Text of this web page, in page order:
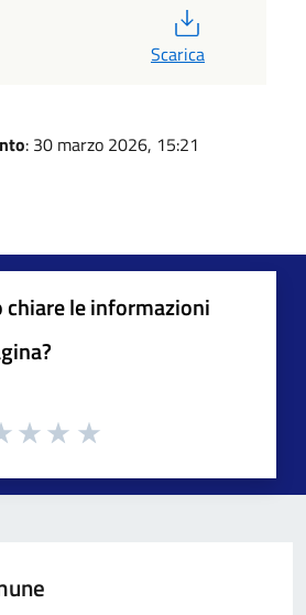
Scarica
: 30 marzo 2026, 15:21
chiare le informazioni